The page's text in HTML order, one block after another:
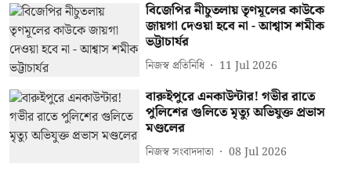
বিজেপির নীচুতলায় তৃণমূলের কাউকে
জায়গা দেওয়া হবে না - আশ্বাস শমীক
ভট্টাচার্যর
নিজস্ব প্রতিনিধি 11 Jul 2026
বারুইপুরে এনকাউন্টার! গভীর রাতে
পুলিশের গুলিতে মৃত্যু অভিযুক্ত প্রভাস
মণ্ডলের
নিজস্ব সংবাদদাতা 08 Jul 2026